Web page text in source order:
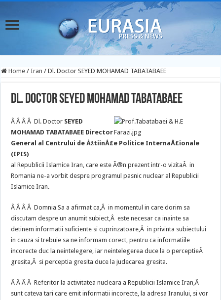
Home / Iran / Dl. Doctor SEYED MOHAMAD TABATABAEE
Dl. Doctor SEYED MOHAMAD TABATABAEE
Â Â Â Â Dl. Doctor SEYED
MOHAMAD TABATABAEE Director
General al Centrului deÅžtiinÅ£e Politice InternaÅ£ionale
(IPIS)
al Republicii Islamice Iran, care este Ã®n prezent intr-o vizitaÂ in
Romania ne-a vorbit despre programul pasnic nuclear al Republicii
Islamice Iran.
Â Â Â Â Domnia Sa a afirmat ca,Â in momentul in care dorim sa
discutam despre un anumit subiect,Â este necesar ca inainte sa
detinem informatii suficiente si cuprinzatoare,Â in privinta subiectului
in cauza si trebuie sa ne informam corect, pentru ca informatiile
incorecte duc la neintelegere, iar neintelegerea duce la o perceptieÂ
gresita,Â si perceptia gresita duce la judecarea gresita.
Â Â Â Â Referitor la activitatea nucleara a Republicii Islamice Iran,Â
sunt cateva tari care emit informatii incorecte, la adresa Iranului, si vor